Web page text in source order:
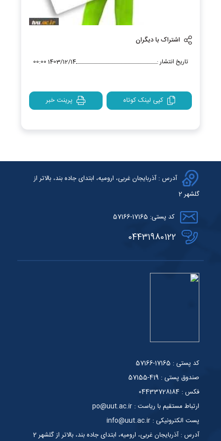
اشتراک با دیگران
تاریخ انتشار : 1403/12/14 00:00
کپی لینک کوتاه پرینت خبر
آدرس : آذربایجان غربی، ارومیه، ابتدای جاده بند، بالاتر از
گلشهر 2
کد پستی: 17165-57166
04431980122
کد پستی : 17165-57166
صندوق پستی : 419-57155
فکس : 04433728184
ارتباط مستقیم با ریاست : po@uut.ac.ir
پست الکترونیکی : info@uut.ac.ir
آدرس : آذربایجان غربی، ارومیه، ابتدای جاده بند، بالاتر از گلشهر 2